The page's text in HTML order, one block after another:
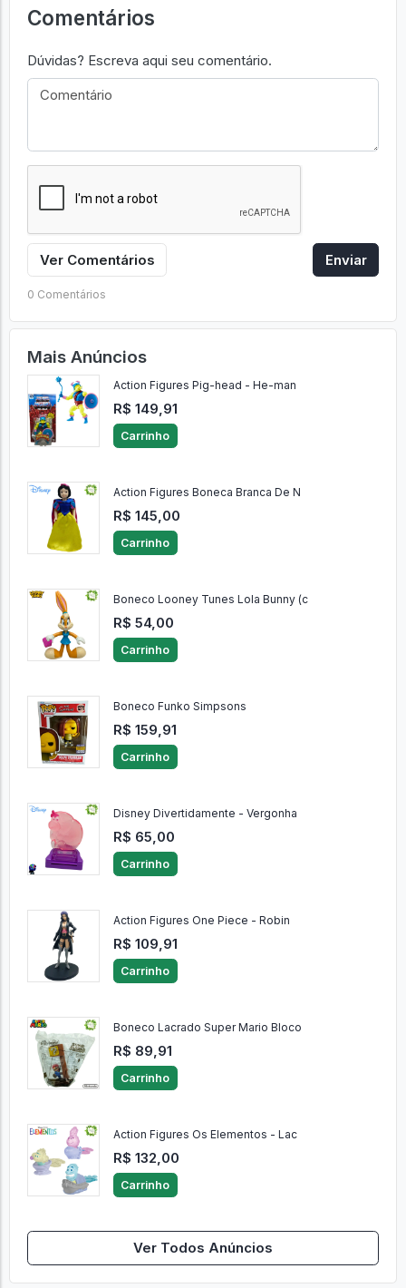
Comentários
Dúvidas? Escreva aqui seu comentário.
Ver Comentários Enviar
0 Comentários
Mais Anúncios
Action Figures Pig-head - He-man
R$ 149,91
Carrinho
Action Figures Boneca Branca De N
R$ 145,00
Carrinho
Boneco Looney Tunes Lola Bunny (c
R$ 54,00
Carrinho
Boneco Funko Simpsons
R$ 159,91
Carrinho
Disney Divertidamente - Vergonha
R$ 65,00
Carrinho
Action Figures One Piece - Robin
R$ 109,91
Carrinho
Boneco Lacrado Super Mario Bloco
R$ 89,91
Carrinho
Action Figures Os Elementos - Lac
R$ 132,00
Carrinho
Ver Todos Anúncios